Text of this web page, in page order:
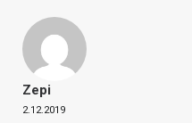
Zepi
2.12.2019